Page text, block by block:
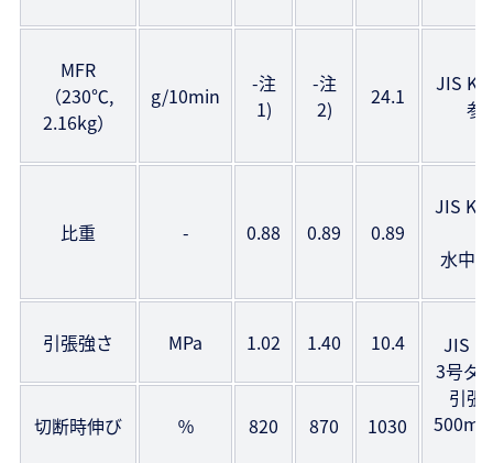
MFR
（230℃,
2.16kg）
g/10min
-注
1)
-注
2)
24.1
JIS
参
比重 - 0.88 0.89 0.89
JIS
水中
引張強さ MPa 1.02 1.40 10.4
JIS
3号ダ
引張
切断時伸び ％ 820 870 1030